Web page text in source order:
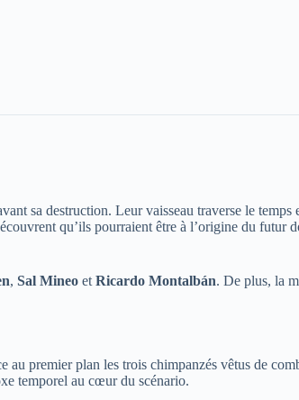
sa destruction. Leur vaisseau traverse le temps
qu’ils pourraient être à l’origine du futur
, Sal Mineo et Ricardo Montalbán. De plus, la
premier plan les trois chimpanzés vêtus de
temporel au cœur du scénario.